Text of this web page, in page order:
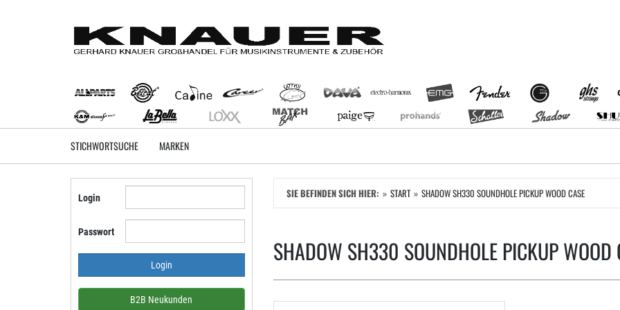
STICHWORTSUCHE MARKEN
SIE BEFINDEN SICH HIER: START SHADOW SH330 SOUNDHOLE PICKUP WOOD CASE
SHADOW SH330 SOUNDHOLE PICKUP WOOD
Login
Passwort
B2B Neukunden